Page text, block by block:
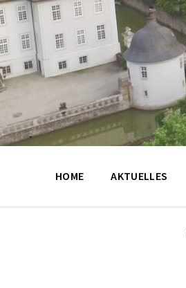
HOME AKTUELLES